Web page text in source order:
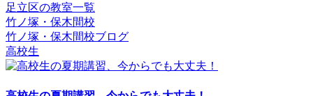
足立区の教室一覧
竹ノ塚・保木間校
竹ノ塚・保木間校ブログ
高校生